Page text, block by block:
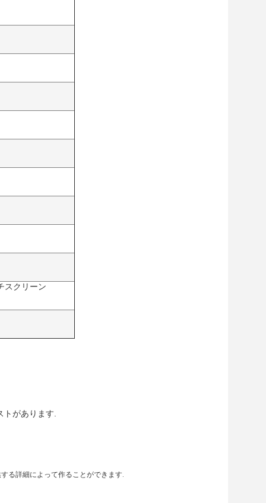
スクリーン
があります.
る詳細によって作ることができます.